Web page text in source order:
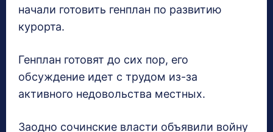
начали готовить генплан по развитию
курорта.
Генплан готовят до сих пор, его
обсуждение идет с трудом из-за
активного недовольства местных.
Заодно сочинские власти объявили войну